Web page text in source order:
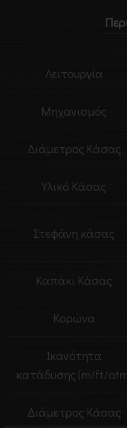
Λειτουργία
Μηχανισμός
Διάμετρος Κάσας
Υλικό Κάσας
Στεφάνη κάσας
Καπάκι Κάσας
Κορώνα
Ικανότητα
κατάδυσης (m/ft/
Διάμετρος Κάσας